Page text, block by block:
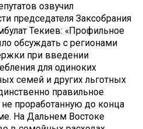
озвучил
председателя Заксобрания
Текиев: «Профильное
обсуждать с регионами
при введении
для одиноких
семей и других льготных
правильное
проработанную до конца
На Дальнем Востоке